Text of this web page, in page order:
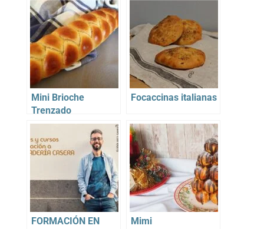
Mini Brioche
Trenzado
Focaccinas italianas
FORMACIÓN EN
Mimi